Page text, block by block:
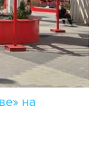
на